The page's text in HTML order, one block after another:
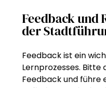
Feedback und
der
Feedback ist ein
Lernprozesses. Bitte
Feedback und führe